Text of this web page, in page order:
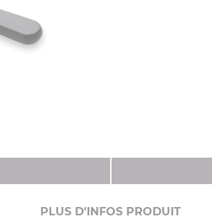
PLUS D'INFOS PRODUIT